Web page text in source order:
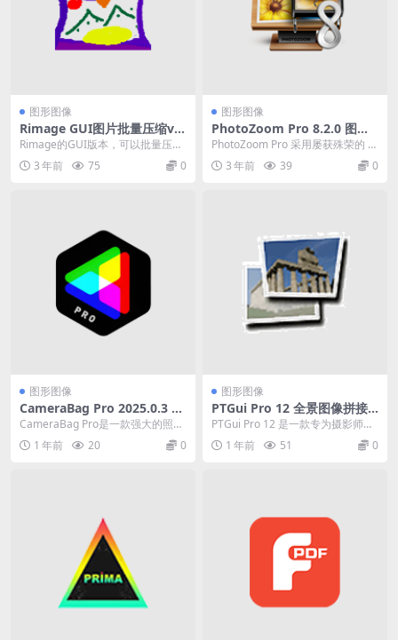
图形图像
Rimage GUI图片批量压缩v1.
6.1.49
Rimage的GUI版本，可以批量压缩
图片而不影响外观。 压缩后图片尺
寸疯狂缩小...
3 年前 75 0
图形图像
PhotoZoom Pro 8.2.0 图片
无损放大工具绿色版
PhotoZoom Pro 采用屡获殊荣的 B
enVista S-Spline ...
3 年前 39 0
图形图像
CameraBag Pro 2025.0.3 照
片滤镜处理编辑软件免费版
CameraBag Pro是一款强大的照片
滤镜编辑软件，提供超过200种一
键滤镜...
1 年前 20 0
图形图像
PTGui Pro 12 全景图像拼接
软件激活版
PTGui Pro 12 是一款专为摄影师和
设计师打造的全景图像拼接软件，
它可以...
1 年前 51 0